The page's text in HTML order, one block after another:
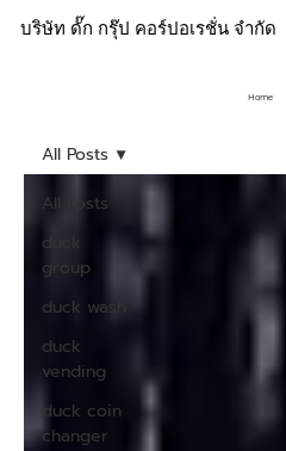
บริษัท ดั๊ก กรุ๊ป คอร์ปอเรชั่น จำกัด
Home
All Posts
duck
group
duck wash
duck
vending
duck coin
changer
All Posts